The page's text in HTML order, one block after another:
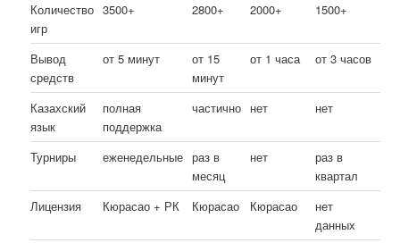
Количество
игр
3500+ 2800+ 2000+ 1500+
Вывод
средств
от 5 минут
от 15
минут
от 1 часа от 3 часов
Казахский
язык
полная
поддержка
частично нет нет
Турниры еженедельные раз в
месяц
нет
раз в
квартал
Лицензия
Кюрасао + РК Кюрасао Кюрасао
нет
данных